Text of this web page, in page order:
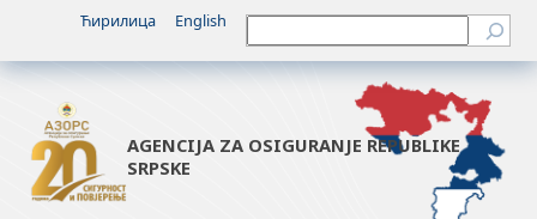
Ћирилица English Претрага
AGENCIJA ZA OSIGURANJE REPUBLIKE
SRPSKE